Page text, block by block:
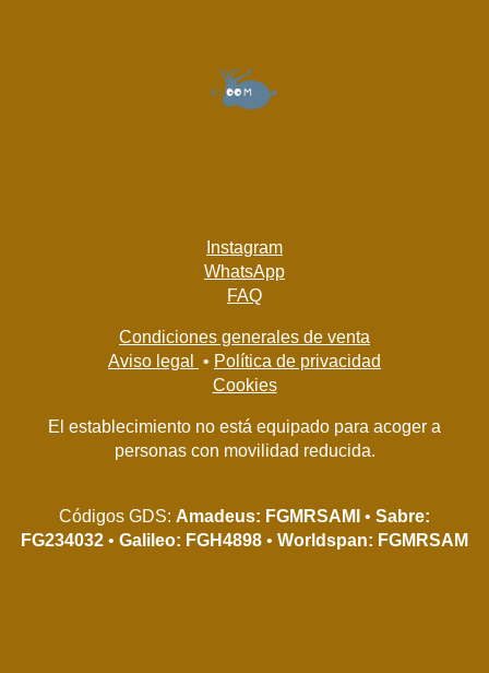
Instagram
WhatsApp
FAQ
Condiciones generales de venta
Aviso legal
• Política de privacidad
Cookies
El establecimiento no está equipado para acoger a
personas con movilidad reducida.
Códigos GDS: Amadeus: FGMRSAMI • Sabre:
FG234032 • Galileo: FGH4898 • Worldspan: FGMRSAM